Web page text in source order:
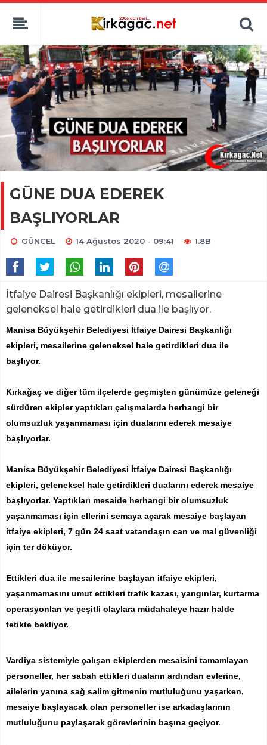
GÜNE DUA EDEREK
BAŞLIYORLAR
GÜNCEL 14 Ağustos 2020 - 09:41 1.8B
İtfaiye Dairesi Başkanlığı ekipleri, mesailerine
geleneksel hale getirdikleri dua ile başlıyor.
Manisa Büyükşehir Belediyesi İtfaiye Dairesi Başkanlığı
ekipleri, mesailerine geleneksel hale getirdikleri dua ile
başlıyor.
Kırkağaç ve diğer tüm ilçelerde geçmişten günümüze geleneği
sürdüren ekipler yaptıkları çalışmalarda herhangi bir
olumsuzluk yaşanmaması için dualarını ederek mesaiye
başlıyorlar.
Manisa Büyükşehir Belediyesi İtfaiye Dairesi Başkanlığı
ekipleri, geleneksel hale getirdikleri dualarını ederek mesaiye
başlıyorlar. Yaptıkları mesaide herhangi bir olumsuzluk
yaşanmaması için ellerini semaya açarak mesaiye başlayan
itfaiye ekipleri, 7 gün 24 saat vatandaşın can ve mal güvenliği
için ter döküyor.
Ettikleri dua ile mesailerine başlayan itfaiye ekipleri,
yaşanmamasını umut ettikleri trafik kazası, yangınlar, kurtarma
operasyonları ve çeşitli olaylara müdahaleye hazır halde
tetikte bekliyor.
Vardiya sistemiyle çalışan ekiplerden mesaisini tamamlayan
personeller, her sabah ettikleri duaların ardından evlerine,
ailelerin yanına sağ salim gitmenin mutluluğunu yaşarken,
mesaiye başlayacak olan personeller ise arkadaşlarının
mutluluğunu paylaşarak görevlerinin başına geçiyor.